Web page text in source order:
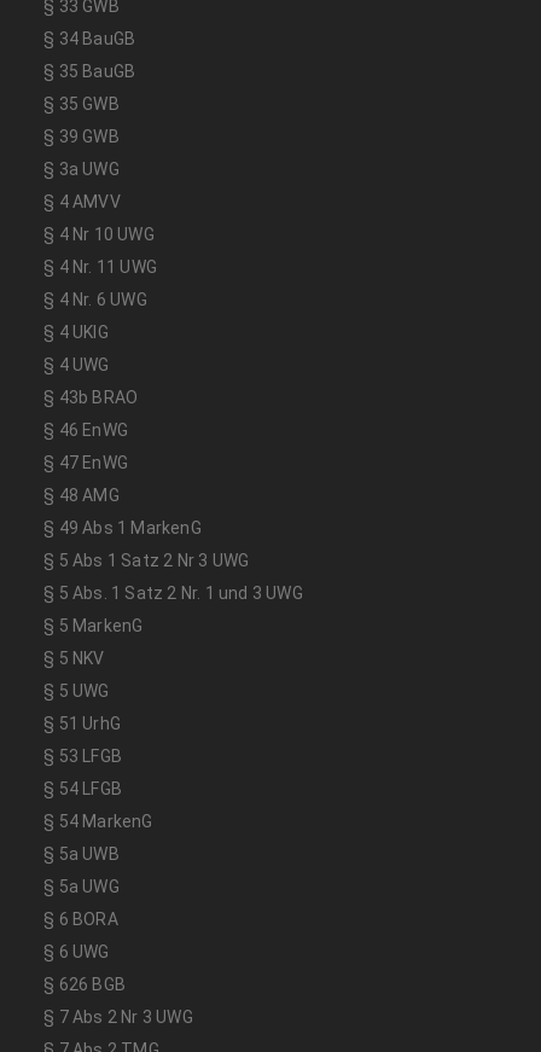
§ 33 GWB
§ 34 BauGB
§ 35 BauGB
§ 35 GWB
§ 39 GWB
§ 3a UWG
§ 4 AMVV
§ 4 Nr 10 UWG
§ 4 Nr. 11 UWG
§ 4 Nr. 6 UWG
§ 4 UKlG
§ 4 UWG
§ 43b BRAO
§ 46 EnWG
§ 47 EnWG
§ 48 AMG
§ 49 Abs 1 MarkenG
§ 5 Abs 1 Satz 2 Nr 3 UWG
§ 5 Abs. 1 Satz 2 Nr. 1 und 3 UWG
§ 5 MarkenG
§ 5 NKV
§ 5 UWG
§ 51 UrhG
§ 53 LFGB
§ 54 LFGB
§ 54 MarkenG
§ 5a UWB
§ 5a UWG
§ 6 BORA
§ 6 UWG
§ 626 BGB
§ 7 Abs 2 Nr 3 UWG